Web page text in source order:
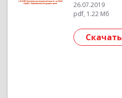
26.07.2019
pdf, 1.22 Мб
Скачать